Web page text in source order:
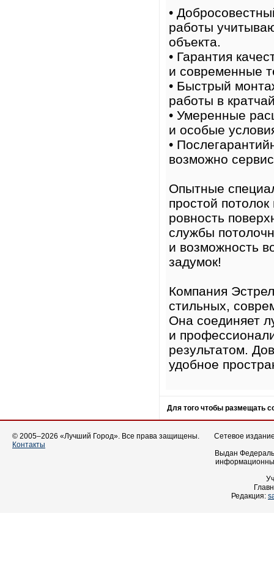
•
работы
объекта.
• Гарантия
и современные
• Быстрый
работы в
• Умеренные
и особые
•
возможно
Опытные
простой
ровность
службы
и возможность
задумок!
Компания
стильных,
Она соединяет
и
результатом.
удобное
Для того чтобы размещать
© 2005–2026 «Лучший Город». Все права защищены.
Контакты
Сетевое
Выдан
Редакция: